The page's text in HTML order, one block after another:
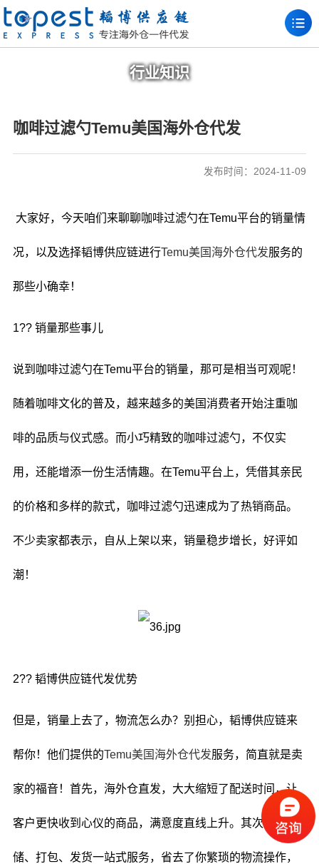
行业知识
咖啡过滤勺Temu美国海外仓代发
发布时间：2024-11-09
大家好，今天咱们来聊聊咖啡过滤勺在Temu平台的销量情
况，以及选择韬博供应链进行Temu美国海外仓代发服务的
那些小确幸！
1?? 销量那些事儿
说到咖啡过滤勺在Temu平台的销量，那可是相当可观呢！
随着咖啡文化的普及，越来越多的美国消费者开始注重咖
啡的品质与仪式感。而小巧精致的咖啡过滤勺，不仅实
用，还能增添一份生活情趣。在Temu平台上，凭借其亲民
的价格和多样的款式，咖啡过滤勺迅速成为了热销商品。
不少卖家都表示，自从上架以来，销量稳步增长，好评如
潮！
2?? 韬博供应链代发优势
但是，销量上去了，物流怎么办？别担心，韬博供应链来
帮你！他们提供的Temu美国海外仓代发服务，简直就是卖
家的福音！首先，海外仓直发，大大缩短了配送时间，让
客户更快收到心仪的商品，满意度直线上升。其次，仓
储、打包、发货一站式服务，省去了你繁琐的物流操作，